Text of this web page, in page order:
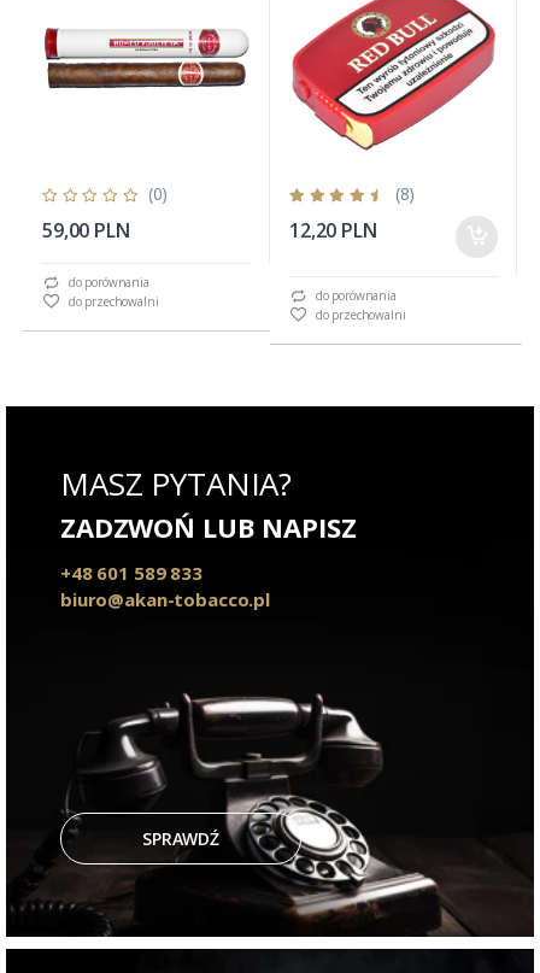
(0)
59,00 PLN
do porównania
do przechowalni
(8)
12,20 PLN
do porównania
do przechowalni
MASZ PYTANIA?
ZADZWOŃ LUB NAPISZ
+48 601 589 833
biuro@akan-tobacco.pl
SPRAWDŹ